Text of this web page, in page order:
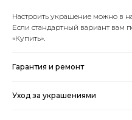
Настроить украшение можно в
Если стандартный вариант вам
«Купить».
Гарантия и ремонт
Уход за украшениями